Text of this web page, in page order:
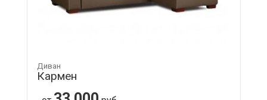
Диван
Кармен